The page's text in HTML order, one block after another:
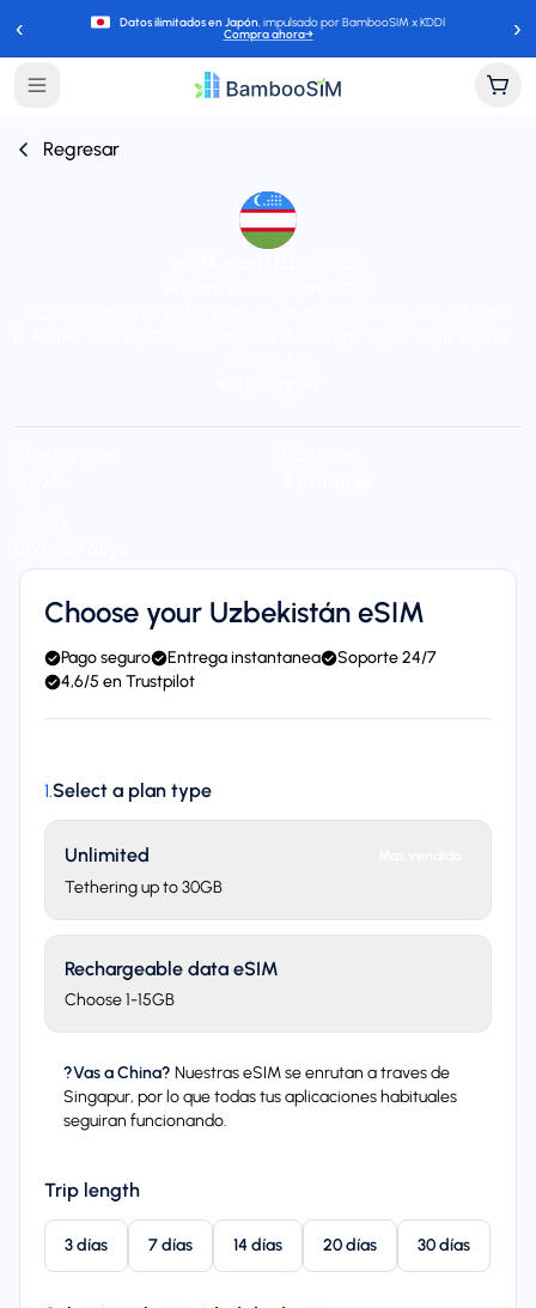
‹ Datos ilimitados en Japón, impulsado por BambooSIM x KDDI
Compra ahora→ ›
Regresar
Choose your Uzbekistán eSIM
Pago seguro Entrega instantanea
Soporte 24/7
4,6/5 en Trustpilot
1.Select a plan type
Unlimited
Tethering up to 30GB
Rechargeable data eSIM
Choose 1-15GB
?Vas a China? Nuestras eSIM se enrutan a traves de
Singapur, por lo que todas tus aplicaciones habituales
seguiran funcionando.
Trip length
3 días 7 días 14 días 20 días 30 días